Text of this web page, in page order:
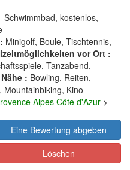
Schwimmbad, kostenlos,
Minigolf, Boule, Tischtennis,
vor Ort :
Tanzabend,
: Bowling, Reiten,
Mountainbiking, Kino
Alpes Côte d'Azur >
Eine Bewertung abgeben
Löschen